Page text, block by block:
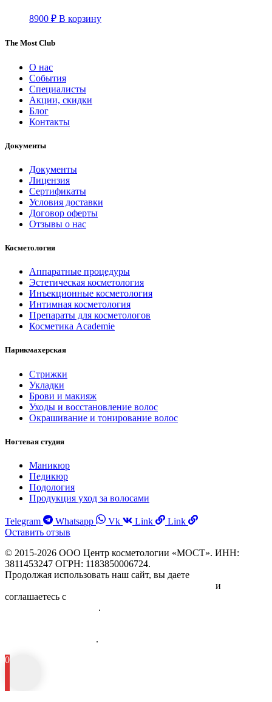
8900 ₽ В корзину
The Most Club
О нас
События
Специалисты
Акции, скидки
Блог
Контакты
Документы
Документы
Лицензия
Сертификаты
Условия доставки
Договор оферты
Отзывы о нас
Косметология
Аппаратные процедуры
Эстетическая косметология
Инъекционные косметология
Интимная косметология
Препараты для косметологов
Косметика Academie
Парикмахерская
Стрижки
Укладки
Брови и макияж
Уходы и восстановление волос
Окрашивание и тонирование волос
Ногтевая студия
Маникюр
Педикюр
Подология
Продукция уход за волосами
Telegram Whatsapp Vk Link
Link
Оставить отзыв
© 2015-2026 ООО Центр косметологии «МОСТ». ИНН:
3811453247 ОГРН: 1183850006724.
Продолжая использовать наш сайт, вы даете
и
соглашаетесь с
.
.
0